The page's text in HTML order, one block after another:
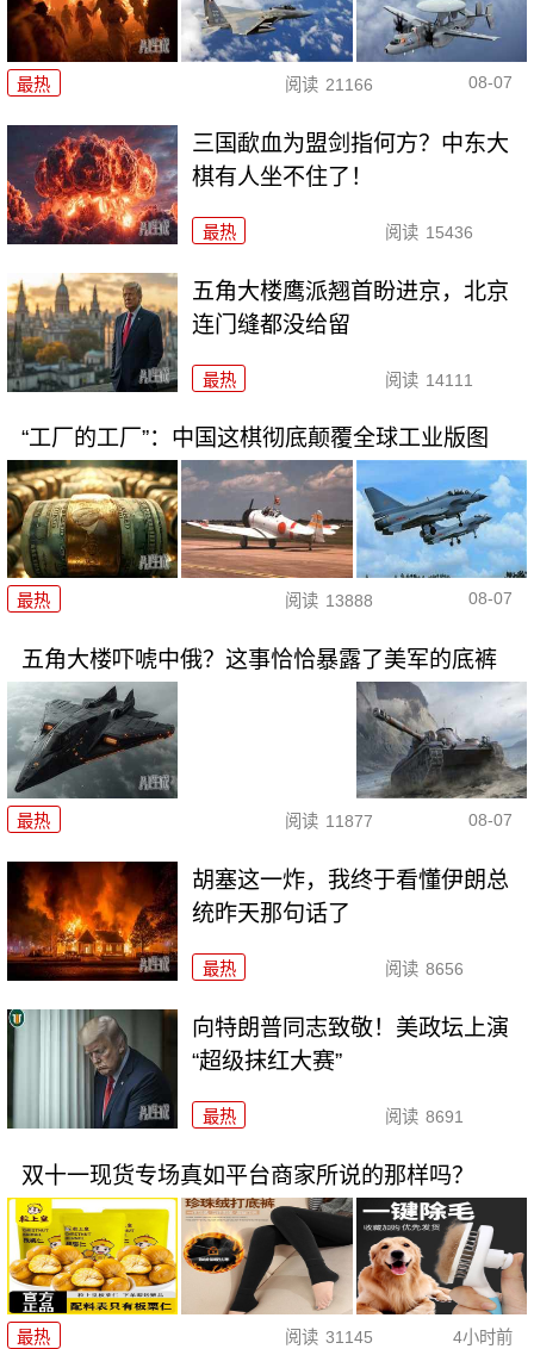
最热 阅读 21166 08-07
三国歃血为盟剑指何方？中东大
棋有人坐不住了！
最热 阅读 15436
五角大楼鹰派翘首盼进京，北京
连门缝都没给留
最热 阅读 14111
“工厂的工厂”：中国这棋彻底颠覆全球工业版图
最热 阅读 13888 08-07
五角大楼吓唬中俄？这事恰恰暴露了美军的底裤
最热 阅读 11877 08-07
胡塞这一炸，我终于看懂伊朗总
统昨天那句话了
最热 阅读 8656
向特朗普同志致敬！美政坛上演
“超级抹红大赛”
最热 阅读 8691
双十一现货专场真如平台商家所说的那样吗？
最热 阅读 31145 4小时前